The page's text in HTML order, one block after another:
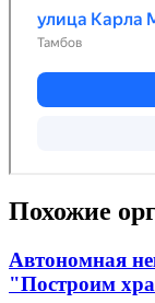
Похожие
Автономная
"Построим